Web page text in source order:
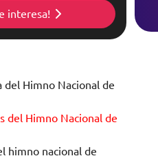
interesa!
del Himno Nacional de
del Himno Nacional de
himno nacional de